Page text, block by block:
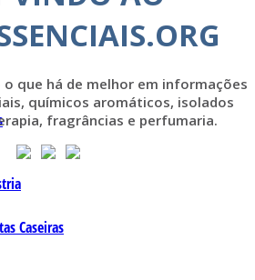
Caseiras
o que há de melhor em informações
químicos aromáticos, isolados
fragrâncias e perfumaria.